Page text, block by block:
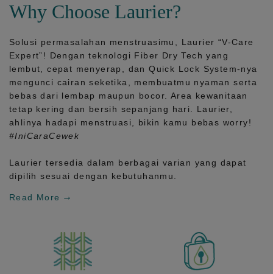
Why Choose Laurier?
Solusi permasalahan menstruasimu, Laurier “V-Care
Expert”! Dengan teknologi Fiber Dry Tech yang
lembut, cepat menyerap, danQuick Lock System-nya
mengunci cairan seketika, membuatmu nyaman serta
bebas dari lembap maupun bocor. Area kewanitaan
tetap kering dan bersih sepanjang hari.
Laurier,
ahlinya hadapi menstruasi, bikin kamu bebas worry!
#IniCaraCewek
Laurier tersedia dalam berbagai varian yang dapat
dipilih sesuai dengan kebutuhanmu.
Read More